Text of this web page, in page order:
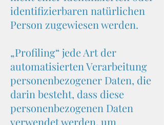
identifizierbaren natürlichen
Person zugewiesen werden.
„Profiling“ jede Art der
automatisierten Verarbeitung
personenbezogener Daten, die
darin besteht, dass diese
personenbezogenen Daten
verwendet werden, um